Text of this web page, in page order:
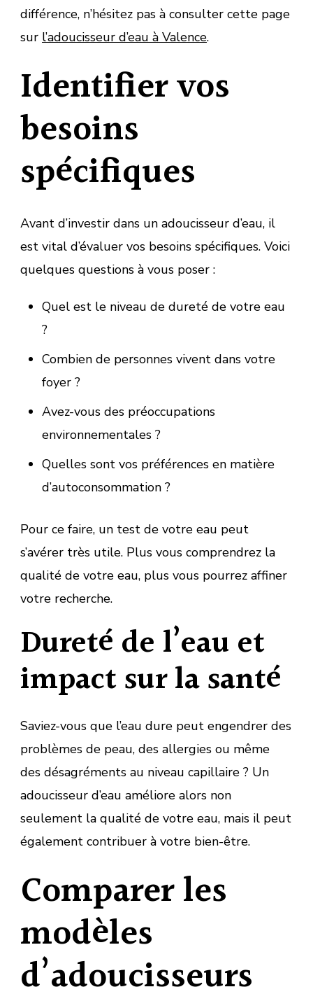
différence, n’hésitez pas à consulter cette page
sur l’adoucisseur d’eau à Valence.
Identifier vos
besoins
spécifiques
Avant d’investir dans un adoucisseur d’eau, il
est vital d’évaluer vos besoins spécifiques. Voici
quelques questions à vous poser :
Quel est le niveau de dureté de votre eau
?
Combien de personnes vivent dans votre
foyer ?
Avez-vous des préoccupations
environnementales ?
Quelles sont vos préférences en matière
d’autoconsommation ?
Pour ce faire, un test de votre eau peut
s’avérer très utile. Plus vous comprendrez la
qualité de votre eau, plus vous pourrez affiner
votre recherche.
Dureté de l’eau et
impact sur la santé
Saviez-vous que l’eau dure peut engendrer des
problèmes de peau, des allergies ou même
des désagréments au niveau capillaire ? Un
adoucisseur d’eau améliore alors non
seulement la qualité de votre eau, mais il peut
également contribuer à votre bien-être.
Comparer les
modèles
d’adoucisseurs